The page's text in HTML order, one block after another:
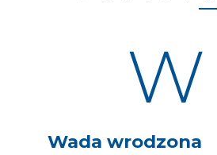
W
Wada wrodzona